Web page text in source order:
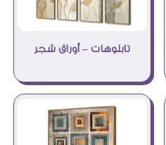
تابلوهات – أوراق شجر